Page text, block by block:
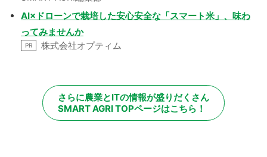
AI×ドローンで栽培した安心安全な「スマート米」、味わ
ってみませんか
PR 株式会社オプティム
さらに農業とITの情報が盛りだくさん
SMART AGRI TOPページはこちら！